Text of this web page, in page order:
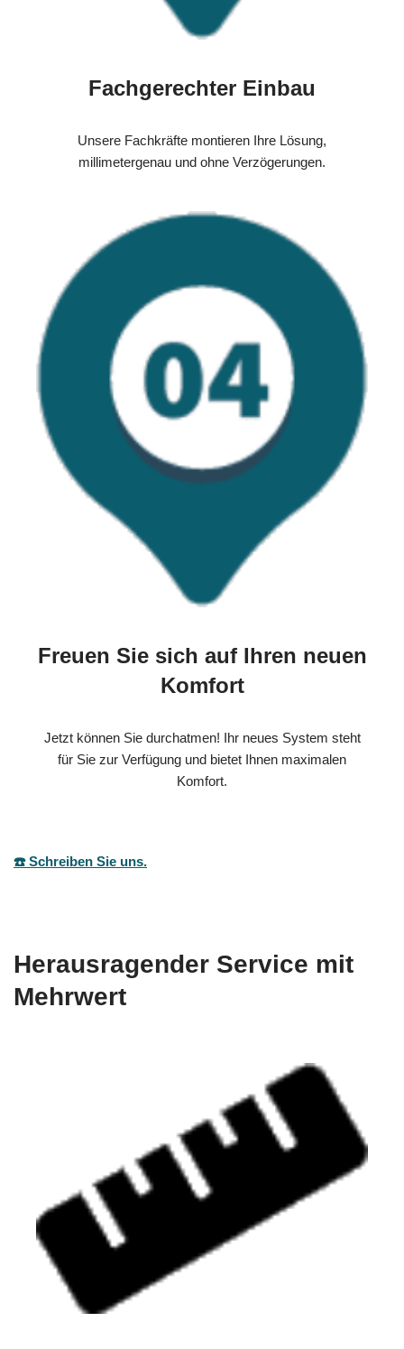
Fachgerechter Einbau
Unsere Fachkräfte montieren Ihre Lösung,
millimetergenau und ohne Verzögerungen.
Freuen Sie sich auf Ihren neuen
Komfort
Jetzt können Sie durchatmen! Ihr neues System steht
für Sie zur Verfügung und bietet Ihnen maximalen
Komfort.
☎️ Schreiben Sie uns.
Herausragender Service mit
Mehrwert